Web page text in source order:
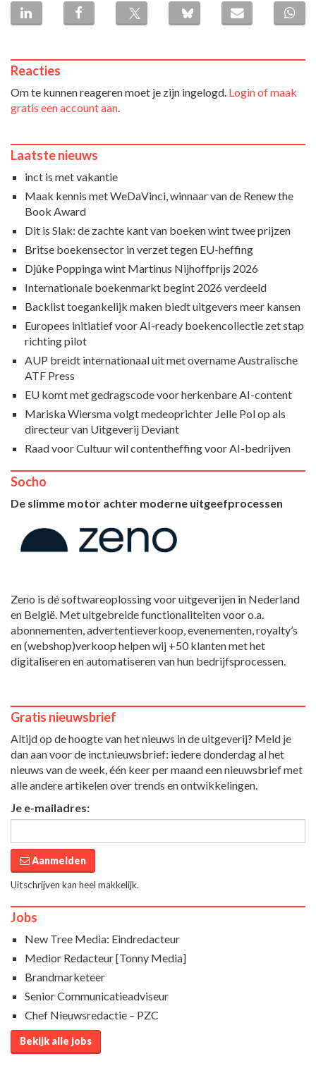
Reacties
Om te kunnen reageren moet je zijn ingelogd. Login of maak
gratis een account aan
Laatste nieuws
inct is met vakantie
Maak kennis met WeDaVinci, winnaar van de Renew the
Book Award
Dit is Slak: de zachte kant van boeken wint twee prijzen
Britse boekensector in verzet tegen EU-heffing
Djûke Poppinga wint Martinus Nijhoffprijs 2026
Internationale boekenmarkt begint 2026 verdeeld
Backlist toegankelijk maken biedt uitgevers meer kansen
Europees initiatief voor AI-ready boekencollectie zet stap
richting pilot
AUP breidt internationaal uit met overname Australische
ATF Press
EU komt met gedragscode voor herkenbare AI-content
Mariska Wiersma volgt medeoprichter Jelle Pol op als
directeur van Uitgeverij Deviant
Raad voor Cultuur wil contentheffing voor AI-bedrijven
Socho
De slimme motor achter moderne uitgeefprocessen
Zeno is dé softwareoplossing voor uitgeverijen in Nederland
en België. Met uitgebreide functionaliteiten voor o.a.
abonnementen, advertentieverkoop, evenementen, royalty’s
en (webshop)verkoop helpen wij +50 klanten met het
digitaliseren en automatiseren van hun bedrijfsprocessen.
Gratis nieuwsbrief
Altijd op de hoogte van het nieuws in de uitgeverij? Meld je
dan aan voor de inct.nieuwsbrief: iedere donderdag al het
nieuws van de week, één keer per maand een nieuwsbrief met
alle andere artikelen over trends en ontwikkelingen.
Je e-mailadres:
Aanmelden
Uitschrijven kan heel makkelijk.
Jobs
New Tree Media: Eindredacteur
Medior Redacteur [Tonny Media]
Brandmarketeer
Senior Communicatieadviseur
Chef Nieuwsredactie – PZC
Bekijk alle jobs